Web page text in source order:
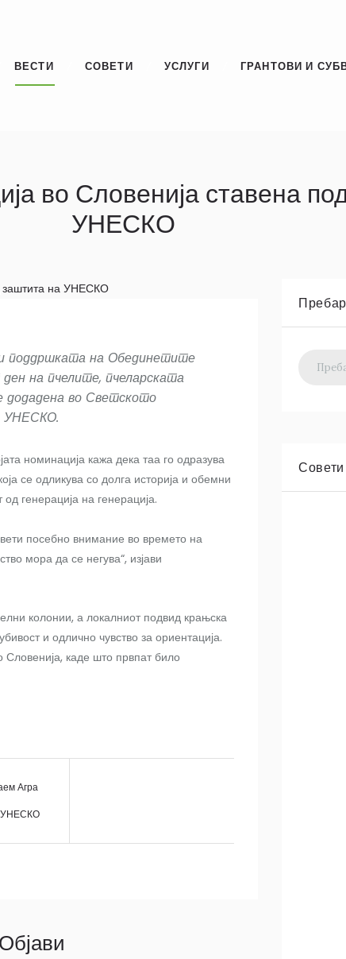
ВЕСТИ СОВЕТИ УСЛУГИ ГРАНТОВИ И
во Словенија ставена
УНЕСКО
поддршката на Обединетите
на пчелите, пчеларската
додадена во Светското
УНЕСКО.
номинација кажа дека таа го одразува
се одликува со долга историја и обемни
генерација на генерација.
посебно внимание во времето на
мора да се негува“, изјави
колонии, а локалниот подвид крањска
и одлично чувство за ориентација.
Словенија, каде што првпат било
Агра
УНЕСКО
Совети